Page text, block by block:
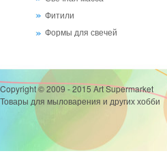
Фитили
Формы для свечей
Copyright © 2009 - 2015 Art Supermarket
Товары для мыловарения и других хобби